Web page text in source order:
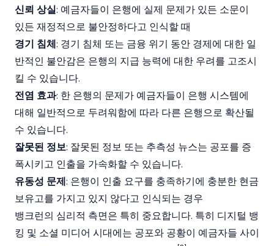
신뢰 상실: 예금자들이 은행에 실제 문제가 있든 소문이
있든 재정적으로 불안정하다고 인식할 때
경기 침체: 경기 침체 또는 금융 위기 동안 경제에 대한 일
반적인 불안감은 은행의 지급 능력에 대한 우려를 고조시
킬 수 있습니다.
전염 효과: 한 은행의 문제가 예금자들이 은행 시스템에
대해 일반적으로 두려워함에 따라 다른 은행으로 확산될
수 있습니다.
잘못된 정보: 잘못된 정보 또는 추측성 뉴스는 공포를 증
폭시키고 인출을 가속화할 수 있습니다.
유동성 문제: 은행이 인출 요구를 충족하기에 충분한 현금
보유고를 가지고 있지 않다고 인식되는 경우
뱅크런의 심리적 측면은 특히 중요합니다. 특히 디지털 뱅
킹 및 소셜 미디어 시대에는 공포와 공황이 예금자들 사이